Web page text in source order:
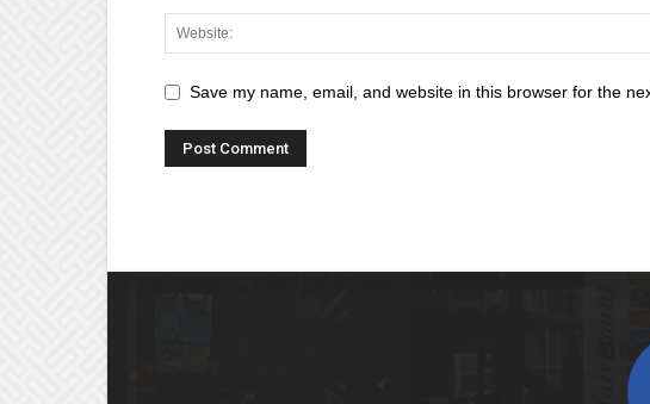
Save my name, email, and website in this browser for the